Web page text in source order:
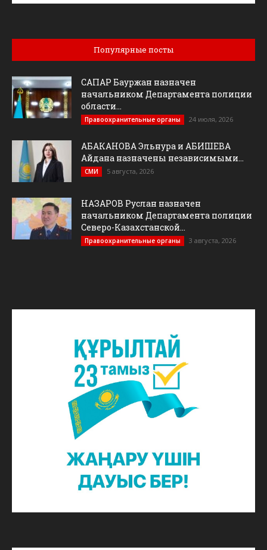
Популярные посты
САПАР Бауржан назначен
начальником Департамента полиции
области...
Правоохранительные органы 24 июля, 2026
АБАКАНОВА Эльнура и АБИШЕВА
Айдана назначены независимыми...
СМИ 5 августа, 2026
НАЗАРОВ Руслан назначен
начальником Департамента полиции
Северо-Казахстанской...
Правоохранительные органы 3 августа, 2026